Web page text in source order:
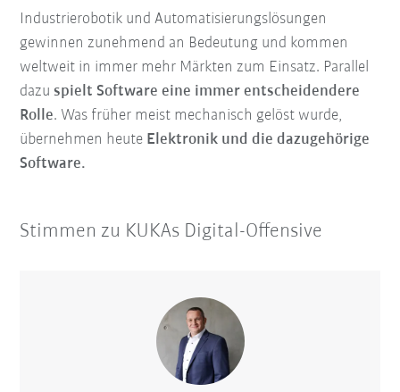
Industrierobotik und Automatisierungslösungen
gewinnen zunehmend an Bedeutung und kommen
weltweit in immer mehr Märkten zum Einsatz. Parallel
dazuspielt Software eine immer entscheidendere
Rolle. Was früher meist mechanisch gelöst wurde,
übernehmen heute Elektronik und die dazugehörige
Software.
Stimmen zu KUKAs Digital-Offensive